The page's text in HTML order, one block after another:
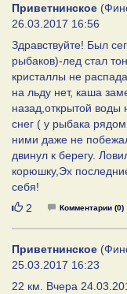
Приветнинское
26.03.2017 16:56
Здравствуйте! Был
рыбаков)-лед стал
кристаллы не
на льду нет, каша
назад,открытой воды
снег ( у рыбака
ними даже не
двинул к берегу.
корюшку,Эх
себя!
Нравится
2 Комментарии (0)
Приветнинское
25.03.2017 16:23
22 км. Вчера